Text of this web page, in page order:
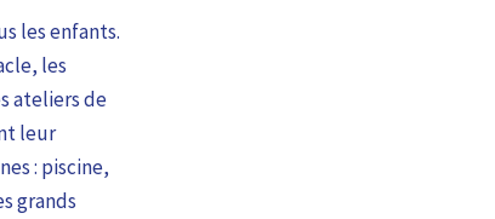
les enfants.
les
ateliers de
leur
: piscine,
grands